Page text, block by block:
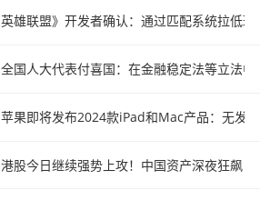
英雄联盟》开发者确认：通过匹配系统拉低玩
全国人大代表付喜国：在金融稳定法等立法中
苹果即将发布2024款iPad和Mac产品：无发布
港股今日继续强势上攻！中国资产深夜狂飙